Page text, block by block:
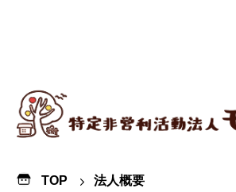
TOP 法人概要